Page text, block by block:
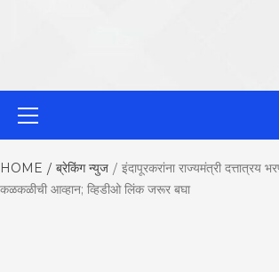
Best
HOME ब्रेकिंग न्युज
इंदापूरकरांना राज्यमंत्री दत्तात्रय
कळकळीची आव्हान; व्हिडीओ लिंक जरूर बघा